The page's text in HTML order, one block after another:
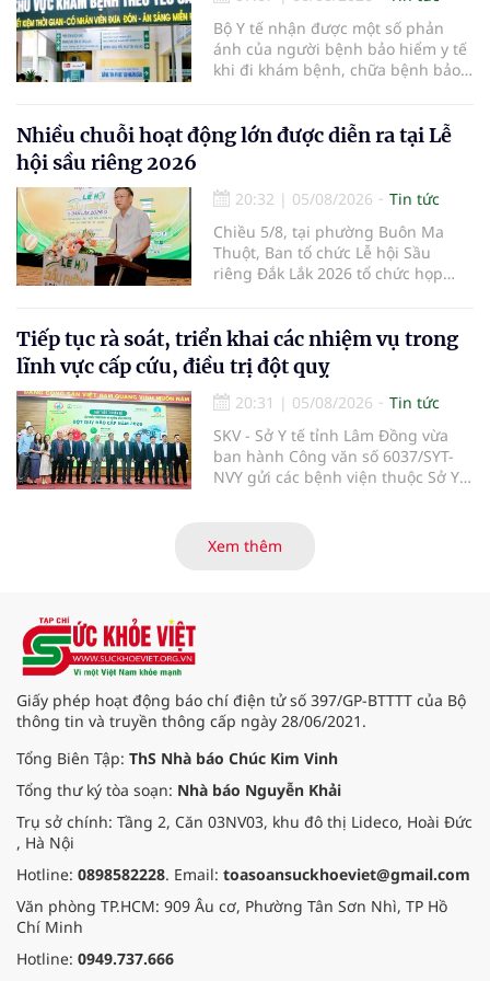
Bộ Y tế nhận được một số phản
ánh của người bệnh bảo hiểm y tế
khi đi khám bệnh, chữa bệnh bảo
bệnh, chữa bệnh theo yêu cầu
nhưng vẫn phải nộp thêm các chi
phần cùng chi trả.
Nhiều chuỗi hoạt động lớn được diễn ra tại Lễ
hội sầu riêng 2026
20:32 | 05/08/2026
Tin tức
Chiều 5/8, tại phường Buôn Ma
Thuột, Ban tổ chức Lễ hội Sầu
riêng Đắk Lắk 2026 tổ chức họp
hội Sầu riêng Đắk Lắk năm 2026 có
chủ đề “Sầu riêng Đắk Lắk – Kết nối
vươn xa”, được tổ chức từ ngày
15/8/2026 đến ngày 02/9/2026 tại
phường Buôn Ma Thuột, xã Krông
Pắc, phường Tuy Hòa và một số xã
trồng sầu riêng trên địa bàn tỉnh.
Tiếp tục rà soát, triển khai các nhiệm vụ trong
lĩnh vực cấp cứu, điều trị đột quỵ
20:31 | 05/08/2026
Tin tức
SKV - Sở Y tế tỉnh Lâm Đồng vừa
ban hành Công văn số 6037/SYT-
NVY gửi các bệnh viện thuộc Sở Y
tiếp tục rà soát, triển khai các
nhiệm vụ trong lĩnh vực cấp cứu,
Xem thêm
Giấy phép hoạt động báo chí điện tử số 397/GP-BTTTT của Bộ
thông tin và truyền thông cấp ngày 28/06/2021.
Tổng Biên Tập: ThS Nhà báo Chúc Kim Vinh
Tổng thư ký tòa soạn: Nhà báo Nguyễn Khải
Trụ sở chính: Tầng 2, Căn 03NV03, khu đô thị Lideco, Hoài Đức
, Hà Nội
Hotline: 0898582228. Email: toasoansuckhoeviet@gmail.com
Văn phòng TP.HCM: 909 Âu cơ, Phường Tân Sơn Nhì, TP Hồ
Chí Minh
Hotline: 0949.737.666